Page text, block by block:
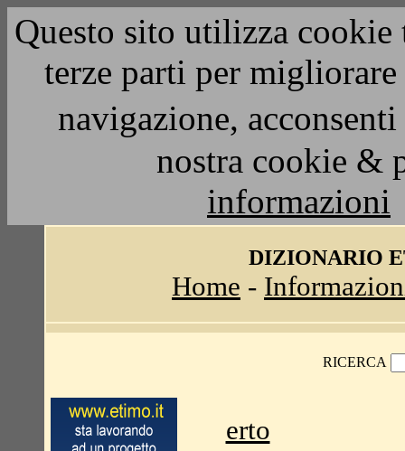
Questo sito utilizza
terze parti per
navigazione,
nostra cookie &
informazioni
DIZIONARIO
Home -
RICERCA
erto